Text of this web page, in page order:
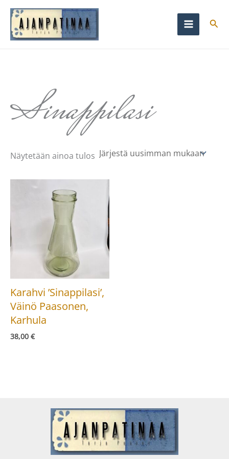
Siirry
sisältöön
Hae
Sinappilasi
Näytetään ainoa tulos
Karahvi ’Sinappilasi’,
Väinö Paasonen,
Karhula
38,00 €